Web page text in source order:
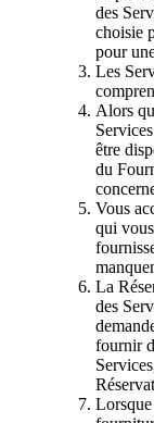
des
choisie
pour
Les
Alors
être
du
Vous
qui
La
des
fournir